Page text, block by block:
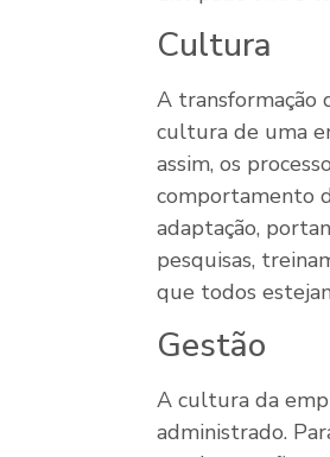
Cultura
A transformação
cultura de uma
assim, os
comportamento
adaptação,
pesquisas,
que todos
Gestão
A cultura da
administrado.